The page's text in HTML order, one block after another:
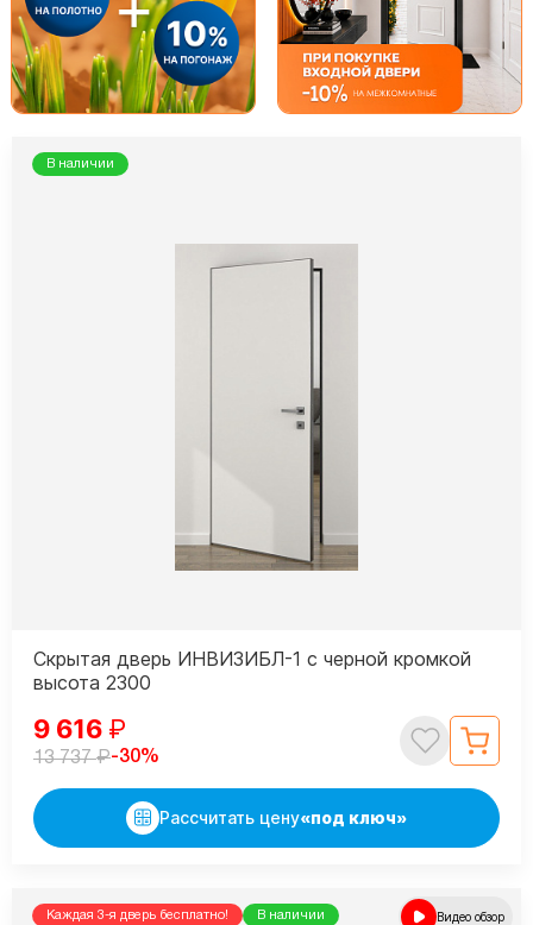
В наличии
Скрытая дверь ИНВИЗИБЛ-1 с черной кромкой
высота 2300
9 616 ₽
13 737₽-30%
Рассчитать цену«под ключ»
Каждая 3-я дверь бесплатно! В наличии Видео обзор